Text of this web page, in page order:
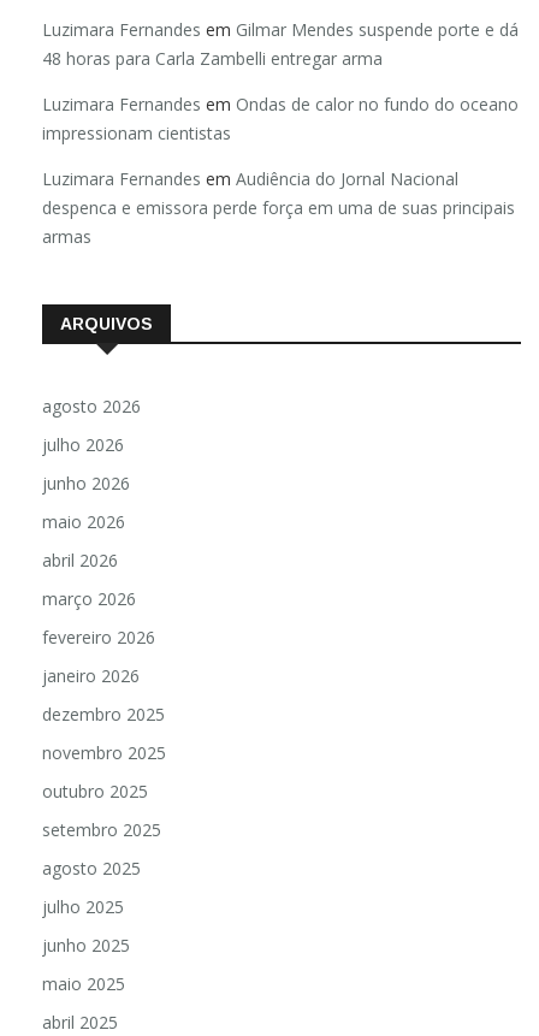
Luzimara Fernandes em Gilmar Mendes suspende porte e dá
48 horas para Carla Zambelli entregar arma
Luzimara Fernandes em Ondas de calor no fundo do oceano
impressionam cientistas
Luzimara Fernandes em Audiência do Jornal Nacional
despenca e emissora perde força em uma de suas principais
armas
ARQUIVOS
agosto 2026
julho 2026
junho 2026
maio 2026
abril 2026
março 2026
fevereiro 2026
janeiro 2026
dezembro 2025
novembro 2025
outubro 2025
setembro 2025
agosto 2025
julho 2025
junho 2025
maio 2025
abril 2025